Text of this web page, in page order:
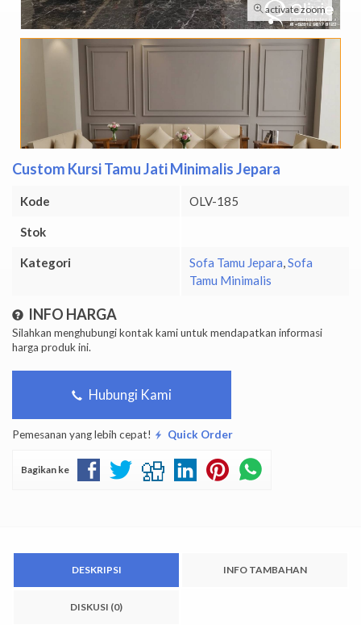
activate zoom
Custom Kursi Tamu Jati Minimalis Jepara
Kode OLV-185
Stok
Kategori Sofa Tamu Jepara,Sofa
Tamu Minimalis
INFO HARGA
Silahkan menghubungi kontak kami untuk mendapatkan informasi
harga produk ini.
Hubungi Kami
Pemesanan yang lebih cepat! Quick Order
Bagikan ke
DESKRIPSI INFO TAMBAHAN
DISKUSI (0)